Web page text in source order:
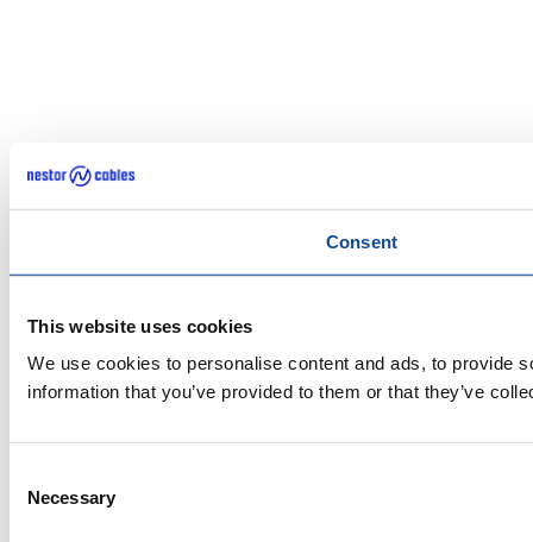
Consent
This website uses cookies
We use cookies to personalise content and ads, to provide
information that you’ve provided to them or that they’ve
Selection
Necessary